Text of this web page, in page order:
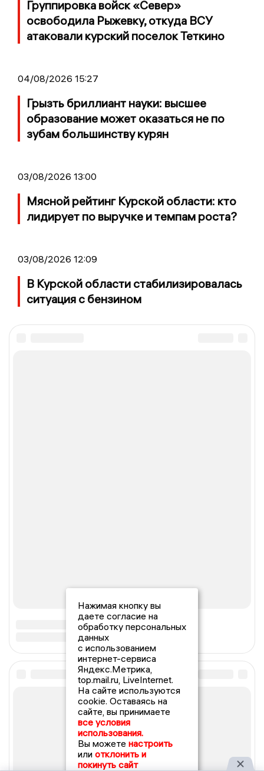
Группировка войск «Север»
освободила Рыжевку, откуда ВСУ
атаковали курский поселок Теткино
04/08/2026 15:27
Грызть бриллиант науки: высшее
образование может оказаться не по
зубам большинству курян
03/08/2026 13:00
Мясной рейтинг Курской области: кто
лидирует по выручке и темпам роста?
03/08/2026 12:09
В Курской области стабилизировалась
ситуация с бензином
Нажимая кнопку вы
даете согласие на
обработку персональных
данных
с использованием
интернет-сервиса
Яндекс.Метрика,
top.mail.ru, LiveInternet.
На сайте используются
cookie. Оставаясь на
сайте, вы принимаете
все условия
использования.
Вы можете настроить
или отклонить и
покинуть сайт